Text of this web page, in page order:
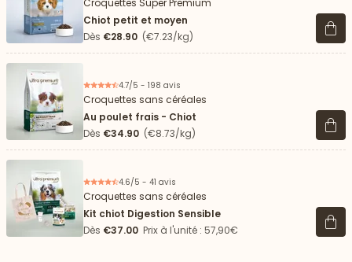
Croquettes Super Premium
Chiot petit et moyen
Dès €28.90 (€7.23/kg) Voir
4.7/5 - 198 avis
Croquettes sans céréales
Au poulet frais - Chiot
Dès €34.90 (€8.73/kg) Voir
4.6/5 - 41 avis
Croquettes sans céréales
Kit chiot Digestion Sensible
Dès €37.00 Prix à l'unité : 57,90€ Voir